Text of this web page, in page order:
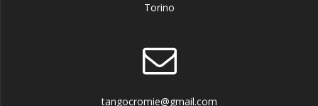
Torino
tangocromie@gmail.com